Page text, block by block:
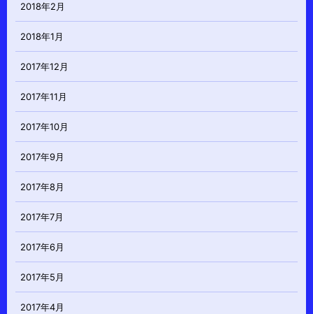
2018年2月
2018年1月
2017年12月
2017年11月
2017年10月
2017年9月
2017年8月
2017年7月
2017年6月
2017年5月
2017年4月